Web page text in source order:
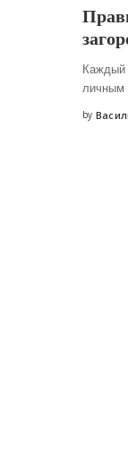
Каждый
личным
Posted
by